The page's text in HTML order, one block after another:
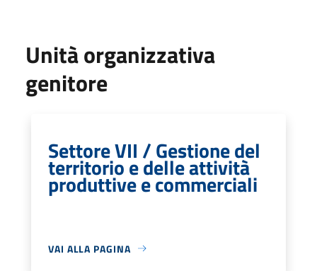
Unità organizzativa
genitore
Settore VII / Gestione del
territorio e delle attività
produttive e commerciali
VAI ALLA PAGINA